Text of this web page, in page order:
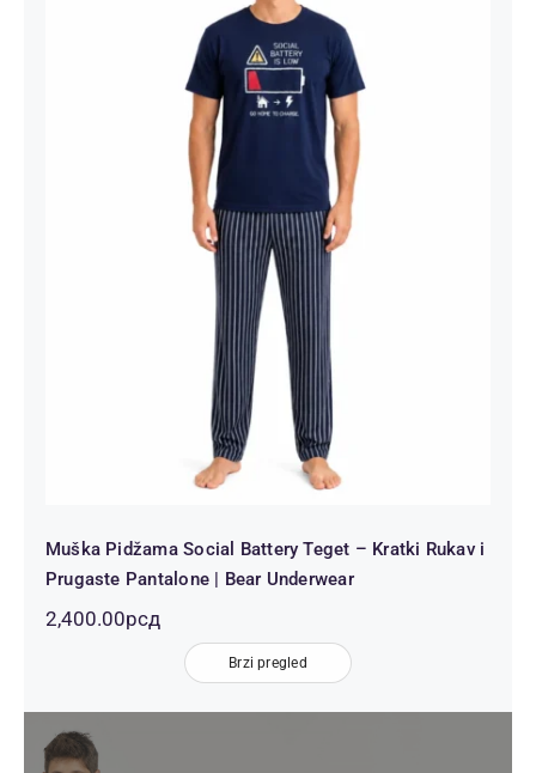
Muška Pidžama Social Battery Teget
– Kratki Rukav i Prugaste Pantalone
| Bear Underwear
Muška Pidžama Social Battery Teget – Kratki Rukav i
Prugaste Pantalone | Bear Underwear
2,400.00рсд
Brzi pregled